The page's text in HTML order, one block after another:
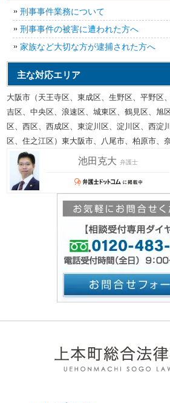
刑事事件業務について
刑事事件の被害に遭われた方へ
家族など大切な方が逮捕された方へ
主な対応エリア
大阪市（天王寺区、東成区、生野区、平野区
吉区、中央区、浪速区、城東区、鶴見区、旭
区、西区、西成区、東淀川区、淀川区、西淀
区、住之江区）東大阪市、八尾市、柏原市